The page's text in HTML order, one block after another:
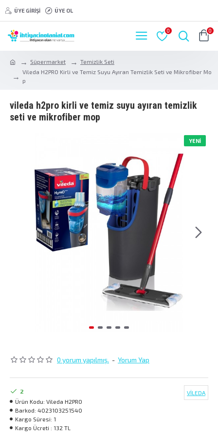
ÜYE GIRIŞI ÜYE OL
0 0
Süpermarket
Temizlik Seti
Vileda H2PRO Kirli ve Temiz Suyu Ayıran Temizlik Seti ve Mikrofiber Mo
p
vileda h2pro kirli ve temiz suyu ayıran temizlik
seti ve mikrofiber mop
YENI
0 yorum yapılmış. - Yorum Yap
2
Ürün Kodu: Vileda H2PRO
Barkod: 4023103251540
Kargo Süresi: 1
Kargo Ücreti : 132 TL
VİLEDA